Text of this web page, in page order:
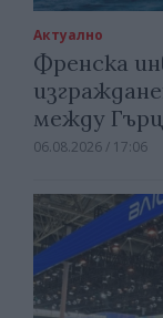
Актуално
Френска
между
06.08.2026 / 17:06